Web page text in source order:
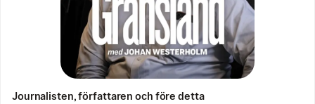
Journalisten, författaren och före detta